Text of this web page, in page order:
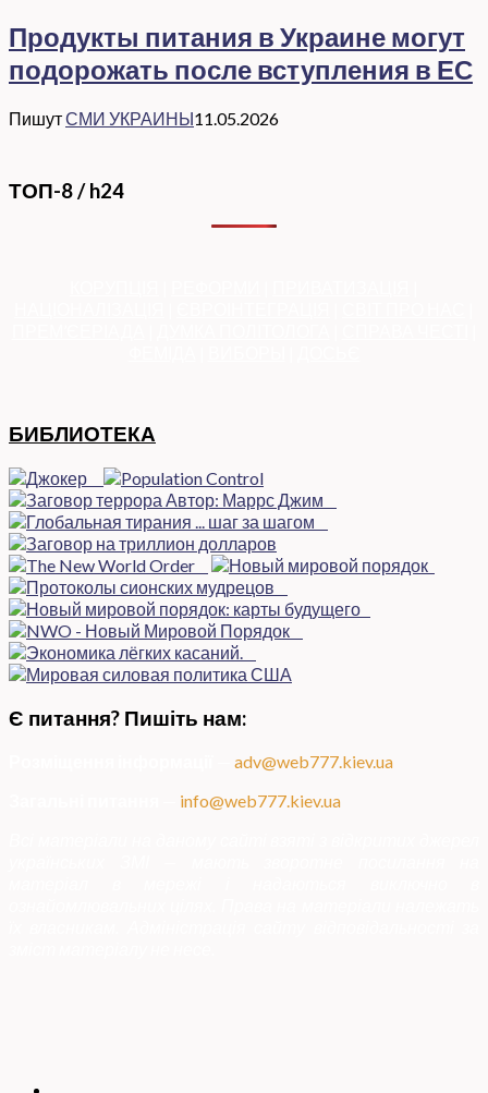
Продукты питания в Украине могут
подорожать после вступления в ЕС
ПишутСМИ УКРАИНЫ11.05.2026
ТОП-8 / h24
БИБЛИОТЕКА
Є питання? Пишіть нам:
adv@web777.kiev.ua
info@web777.kiev.ua